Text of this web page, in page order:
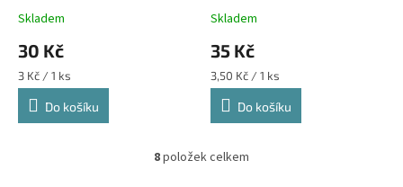
8×8cm 10ks
Skladem
30 Kč
Měrná
cena:
3 Kč / 1 ks
Do košíku
zlatá 10 ks
Skladem
35 Kč
Měrná
cena:
3,50 Kč / 1 ks
Do košíku
O
8položek celkem